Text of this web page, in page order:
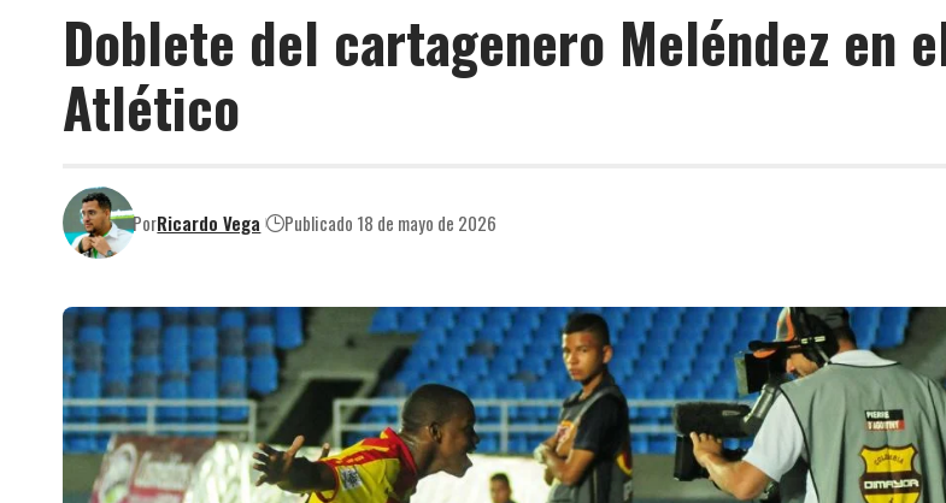
Doblete del cartagenero Meléndez en
Atlético
PorRicardo Vega Publicado 18 de mayo de 2026